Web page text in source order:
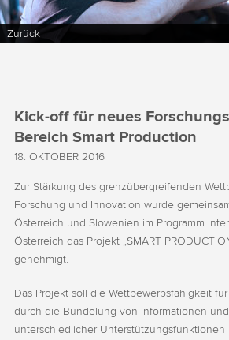
Zurück
Kick-off für neues
Bereich Smart Production
18. OKTOBER 2016
Zur Stärkung des grenzübergreifenden
Forschung und Innovation wurde
Österreich und Slowenien im Programm
Österreich das Projekt „SMART
genehmigt.
Das Projekt soll die Wettbewerbsfähigkeit
durch die Bündelung von Informationen
unterschiedlicher Unterstützungsfunktionen